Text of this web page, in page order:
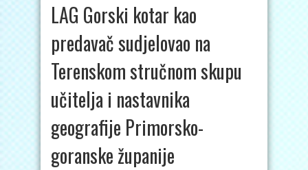
LAG Gorski kotar kao
predavač sudjelovao na
Terenskom stručnom skupu
učitelja i nastavnika
geografije Primorsko-
goranske županije